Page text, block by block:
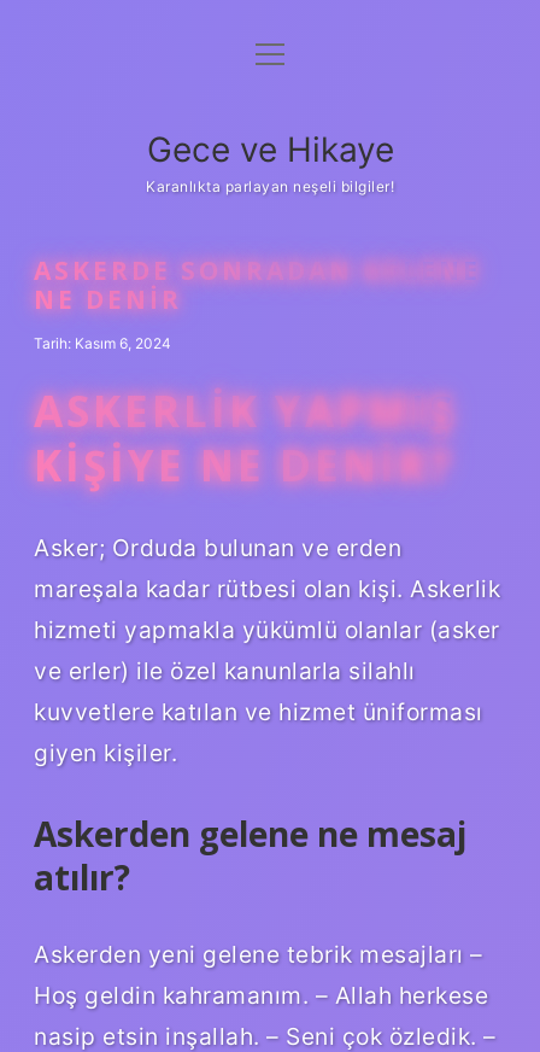
Anasayfa
Yasal Uyarı
menüyü
Gece ve Hikaye
Karanlıkta parlayan neşeli bilgiler!
ASKERDE SONRADAN GELENE
NE DENIR
Tarih: Kasım 6, 2024
ASKERLIK YAPMIŞ
KIŞIYE NE DENIR?
Asker; Orduda bulunan ve erden
mareşala kadar rütbesi olan kişi. Askerlik
hizmeti yapmakla yükümlü olanlar (asker
ve erler) ile özel kanunlarla silahlı
kuvvetlere katılan ve hizmet üniforması
giyen kişiler.
Askerden gelene ne mesaj
atılır?
Askerden yeni gelene tebrik mesajları –
Hoş geldin kahramanım. – Allah herkese
nasip etsin inşallah. – Seni çok özledik. –